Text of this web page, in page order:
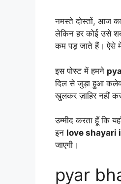
नमस्ते दोस्तों, आज
लेकिन हर कोई उसे
कम पड़ जाते हैं। ऐसे
इस पोस्ट में हमने
दिल से जुड़ा हुआ
खुलकर ज़ाहिर नहीं
उम्मीद करता हूँ कि
इन love shayari
जाएगी।
pyar